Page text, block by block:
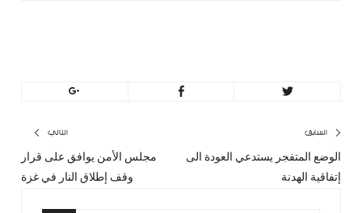
تصفّح
المقالات
السابق
المقال
الوضع المتفجر يستدعي العودة الى
إتفاقية الهدنة
التالي
مجلس الأمن يوافق على قرار
وقف إطلاق النار في غزة